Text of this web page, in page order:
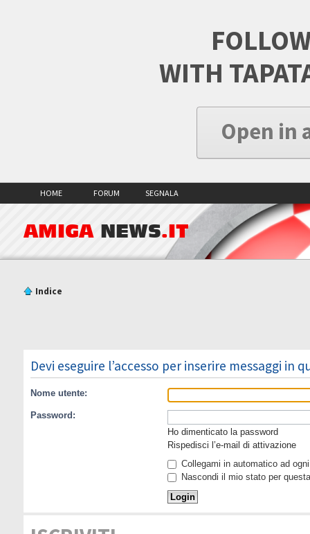
WITH
Open in
HOME FORUM SEGNALA
AMIGA NEWS.IT
Indice
Devi eseguire l’accesso per inserire messaggi in
Nome utente:
Password:
Ho dimenticato la password
Rispedisci l’e-mail di attivazione
Collegami in automatico ad
Nascondi il mio stato per